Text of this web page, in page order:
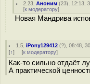
2.23 ,Аноним (23), 12:13,
[к модератору]
Новая Мандрива
1.5 ,iPony129412 (?), 08:48,
[↑] [к модератору]
Как-то сильно отдаёт
А практической